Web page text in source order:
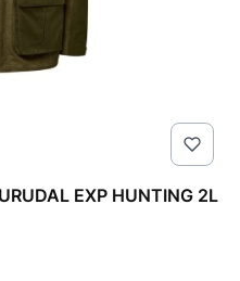
EXP HUNTING 2L